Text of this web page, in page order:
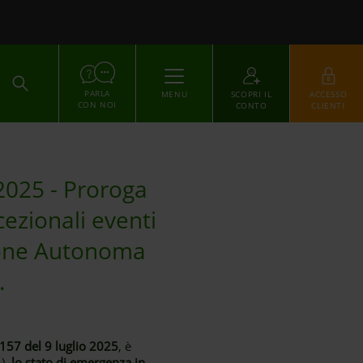
ACCEDI
PARLA
CON NOI
MENU
SCOPRI IL
CONTO
ACCESSO
CLIENTI
- Proroga
eventi
Autonoma
del 9 luglio 2025, è